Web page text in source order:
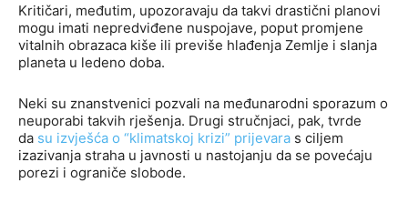
Kritičari, međutim, upozoravaju da takvi drastični planovi
mogu imati nepredviđene nuspojave, poput promjene
vitalnih obrazaca kiše ili previše hlađenja Zemlje i slanja
planeta u ledeno doba.
Neki su znanstvenici pozvali na međunarodni sporazum o
neuporabi takvih rješenja. Drugi stručnjaci, pak, tvrde
da su izvješća o “klimatskoj krizi” prijevara s ciljem
izazivanja straha u javnosti u nastojanju da se povećaju
porezi i ograniče slobode.